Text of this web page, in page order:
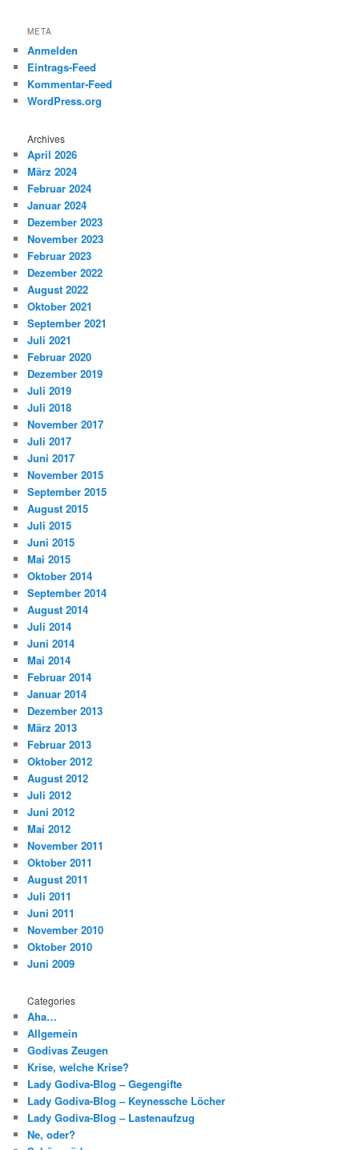
META
Anmelden
Eintrags-Feed
Kommentar-Feed
WordPress.org
Archives
April 2026
März 2024
Februar 2024
Januar 2024
Dezember 2023
November 2023
Februar 2023
Dezember 2022
August 2022
Oktober 2021
September 2021
Juli 2021
Februar 2020
Dezember 2019
Juli 2019
Juli 2018
November 2017
Juli 2017
Juni 2017
November 2015
September 2015
August 2015
Juli 2015
Juni 2015
Mai 2015
Oktober 2014
September 2014
August 2014
Juli 2014
Juni 2014
Mai 2014
Februar 2014
Januar 2014
Dezember 2013
März 2013
Februar 2013
Oktober 2012
August 2012
Juli 2012
Juni 2012
Mai 2012
November 2011
Oktober 2011
August 2011
Juli 2011
Juni 2011
November 2010
Oktober 2010
Juni 2009
Categories
Aha…
Allgemein
Godivas Zeugen
Krise, welche Krise?
Lady Godiva-Blog – Gegengifte
Lady Godiva-Blog – Keynessche Löcher
Lady Godiva-Blog – Lastenaufzug
Ne, oder?